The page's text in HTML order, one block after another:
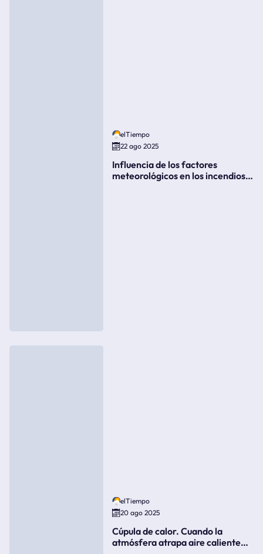
elTiempo
22 ago 2025
Influencia de los factores
meteorológicos en los incendios
elTiempo
20 ago 2025
Cúpula de calor. Cuando la
atmósfera atrapa aire caliente